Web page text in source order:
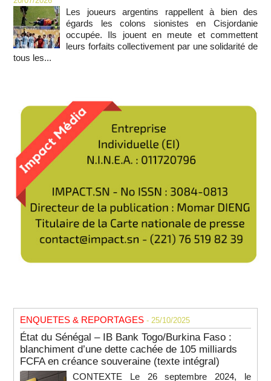
Les joueurs argentins rappellent à bien des
égards les colons sionistes en Cisjordanie
occupée. Ils jouent en meute et commettent
leurs forfaits collectivement par une solidarité de
tous les...
ENQUETES & REPORTAGES - 25/10/2025
État du Sénégal – IB Bank Togo/Burkina Faso :
blanchiment d’une dette cachée de 105 milliards
FCFA en créance souveraine (texte intégral)
CONTEXTE Le 26 septembre 2024, le